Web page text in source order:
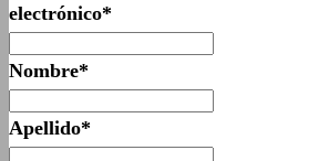
electrónico*
Nombre*
Apellido*